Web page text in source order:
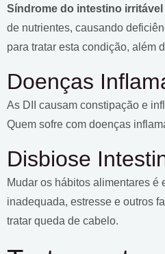
Síndrome do intestino
de nutrientes, causando
para tratar esta condição, além
Doenças
As DII causam constipação e
Quem sofre com doenças
Disbiose
Mudar os hábitos alimentares
inadequada, estresse e outros
tratar queda de cabelo.